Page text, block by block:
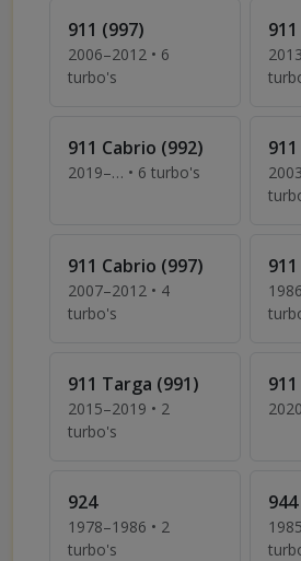
911 (997)
2006–2012 • 6
turbo's
911 Cabrio (992)
2019–… • 6 turbo's
Turbo's voor Porsche 911
911 Cabrio (997)
2007–2012 • 4
turbo's
911 Targa (991)
2015–2019 • 2
turbo's
924
1978–1986 • 2
turbo's
944